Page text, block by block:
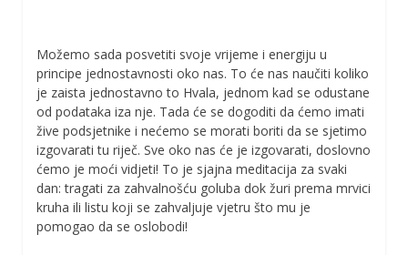
Možemo sada posvetiti svoje vrijeme i energiju u
principe jednostavnosti oko nas. To će nas naučiti koliko
je zaista jednostavno to Hvala, jednom kad se odustane
od podataka iza nje. Tada će se dogoditi da ćemo imati
žive podsjetnike i nećemo se morati boriti da se sjetimo
izgovarati tu riječ. Sve oko nas će je izgovarati, doslovno
ćemo je moći vidjeti! To je sjajna meditacija za svaki
dan: tragati za zahvalnošću goluba dok žuri prema mrvici
kruha ili listu koji se zahvaljuje vjetru što mu je
pomogao da se oslobodi!